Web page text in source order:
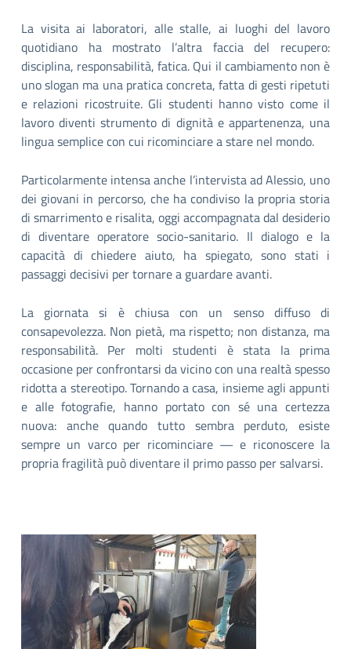
La visita ai laboratori, alle stalle, ai luoghi del lavoro
quotidiano ha mostrato l’altra faccia del recupero:
disciplina, responsabilità, fatica. Qui il cambiamento non è
uno slogan ma una pratica concreta, fatta di gesti ripetuti
e relazioni ricostruite. Gli studenti hanno visto come il
lavoro diventi strumento di dignità e appartenenza, una
lingua semplice con cui ricominciare a stare nel mondo.
Particolarmente intensa anche l’intervista ad Alessio, uno
dei giovani in percorso, che ha condiviso la propria storia
di smarrimento e risalita, oggi accompagnata dal desiderio
di diventare operatore socio-sanitario. Il dialogo e la
capacità di chiedere aiuto, ha spiegato, sono stati i
passaggi decisivi per tornare a guardare avanti.
La giornata si è chiusa con un senso diffuso di
consapevolezza. Non pietà, ma rispetto; non distanza, ma
responsabilità. Per molti studenti è stata la prima
occasione per confrontarsi da vicino con una realtà spesso
ridotta a stereotipo. Tornando a casa, insieme agli appunti
e alle fotografie, hanno portato con sé una certezza
nuova: anche quando tutto sembra perduto, esiste
sempre un varco per ricominciare — e riconoscere la
propria fragilità può diventare il primo passo per salvarsi.